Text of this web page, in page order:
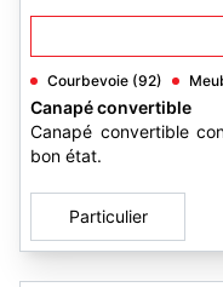
Courbevoie (92)
Canapé convertible
Canapé convertible
bon état.
Particulier